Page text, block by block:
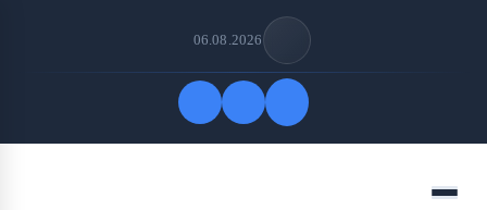
06.08.2026
Меню